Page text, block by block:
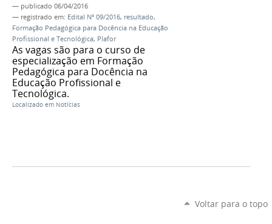
— publicado 06/04/2016
— registrado em: Edital Nº 09/2016, resultado,
Formação Pedagógica para Docência na Educação
Profissional e Tecnológica, Plafor
As vagas são para o curso de
especialização em Formação
Pedagógica para Docência na
Educação Profissional e
Tecnológica.
Localizado em Notícias
Voltar para o topo